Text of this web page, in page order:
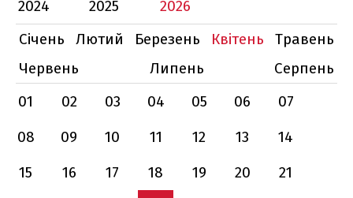
2024
2025
2026
Січень
Лютий Березень Квітень
Травень
Червень
Липень
Серпень
01
02 03 04 05 06
07
08
09 10 11 12 13
14
15
16 17 18 19 20
21